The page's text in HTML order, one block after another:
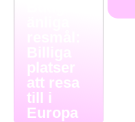
platser
att resa
till i
Europa